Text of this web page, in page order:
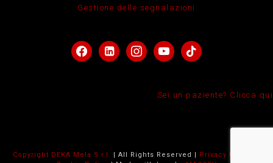
Gestione delle segnalazioni
facebooklinkedin-
square
instagramyoutubetiktok
Sei un paziente? Clicca qui
Copyright DEKA Mela S.r.l. | All Rights Reserved | Privacy Policy